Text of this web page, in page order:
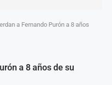
a Fernando Purón a 8 años
a 8 años de su